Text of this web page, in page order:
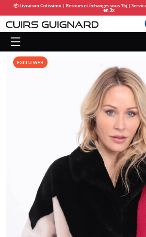
📦 Livraison Colissimo | Retours et échanges sous 15j |
en 3x
EXCLU WEB